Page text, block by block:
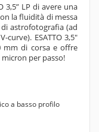
3,5” LP di avere una
la fluidità di messa
astrofotografia (ad
ESATTO 3,5"
mm di corsa e offre
per passo!